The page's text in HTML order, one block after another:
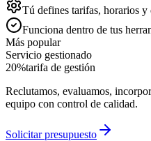
Tú defines tarifas, horarios y
Funciona dentro de tus
Más popular
Servicio gestionado
20%tarifa de gestión
Reclutamos, evaluamos,
equipo con control de calidad.
Solicitar presupuesto